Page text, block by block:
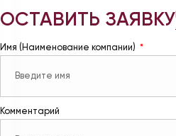
ОСТАВИТЬ ЗАЯВКУ
Имя (Наименование компании)
Комментарий